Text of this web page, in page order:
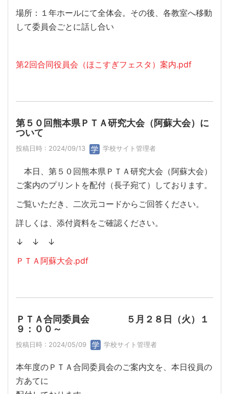
場所：１年ホールにて全体会。その後、各教室へ移動
して委員会ごとに話し合い
第2回合同役員会（ほこすぎフェスタ）案内.pdf
第５０回熊本県ＰＴＡ研究大会（阿蘇大会）に
ついて
投稿日時 : 2024/09/13 学校サイト管理者
本日、第５０回熊本県ＰＴＡ研究大会（阿蘇大会）
ご案内のプリントを配付（長子宛て）しております。
ご覧いただき、二次元コードからご回答ください。
詳しくは、添付資料をご確認ください。
↓ ↓ ↓
ＰＴＡ阿蘇大会.pdf
ＰＴＡ合同委員会 ５月２８日（火）１
９：００～
投稿日時 : 2024/05/09 学校サイト管理者
本年度のＰＴＡ合同委員会のご案内文を、本日役員の
方あてに